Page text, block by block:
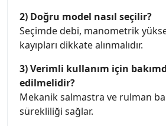
2) Doğru model nasıl seçilir?
Seçimde debi, manometrik
kayıpları dikkate alınmalıdır.
3) Verimli kullanım için
edilmelidir?
Mekanik salmastra ve rulman
sürekliliği sağlar.